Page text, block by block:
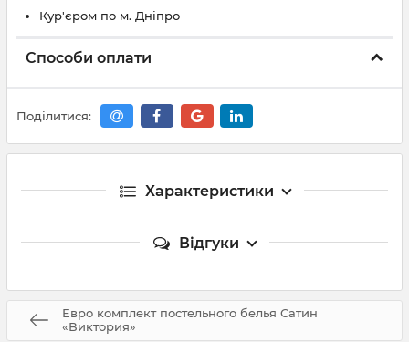
Кур'єром по м. Дніпро
Способи оплати
Поділитися:
Характеристики
Відгуки
Евро комплект постельного белья Сатин
«Виктория»